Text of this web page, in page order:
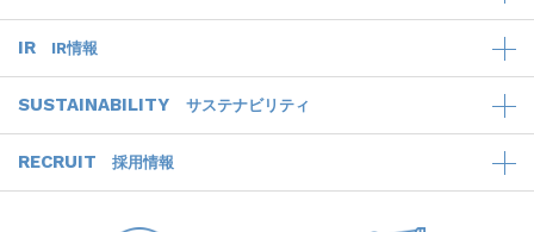
IR IR情報
SUSTAINABILITY サステナビリティ
RECRUIT 採用情報